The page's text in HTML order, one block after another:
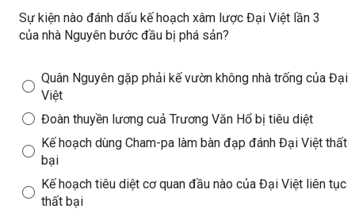
Sự kiện nào đánh dấu kế hoạch xâm lược Đại Việt lần 3
của nhà Nguyên bước đầu bị phá sản?
Quân Nguyên gặp phải kế vườn không nhà trống của Đại
Việt
Đoàn thuyền lương cuả Trương Văn Hổ bị tiêu diệt
Kế hoạch dùng Cham-pa làm bàn đạp đánh Đại Việt thất
bại
Kế hoạch tiêu diệt cơ quan đầu nào của Đại Việt liên tục
thất bại